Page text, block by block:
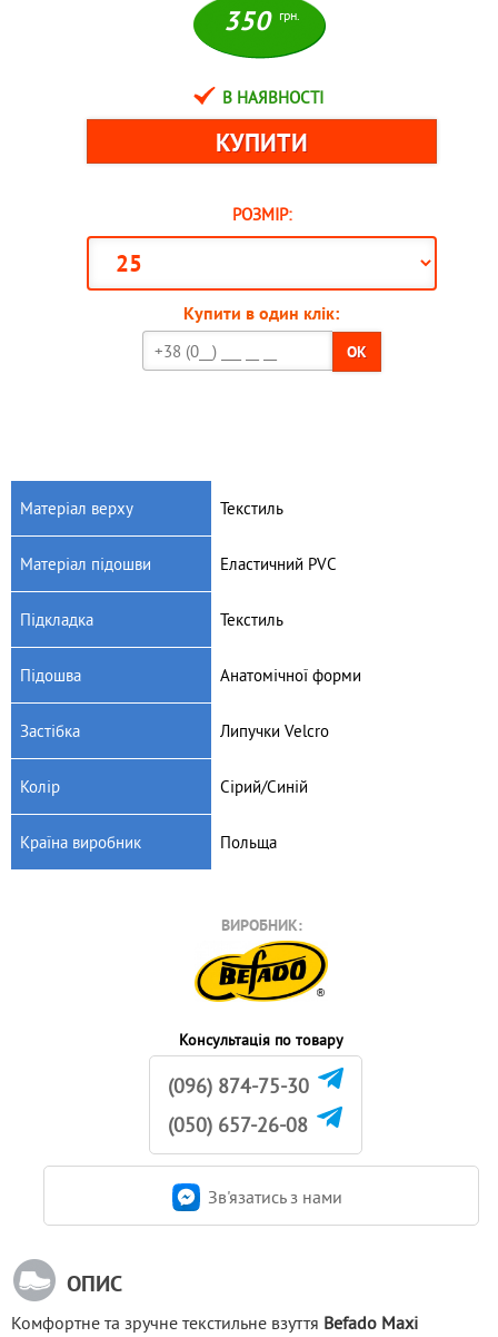
350 грн.
В НАЯВНОСТІ
РОЗМІР:
Купити в один клік:
OK
Матеріал верху Текстиль
Матеріал підошви Еластичний PVC
Підкладка Текстиль
Підошва Анатомічної форми
Застібка Липучки Velсro
Колір Сірий/Синій
Країна виробник Польща
ВИРОБНИК:
Консультація по товару
(096) 874-75-30
(050) 657-26-08
Зв'язатись з нами
ОПИС
Комфортне та зручне текстильне взуття Befado Maxi